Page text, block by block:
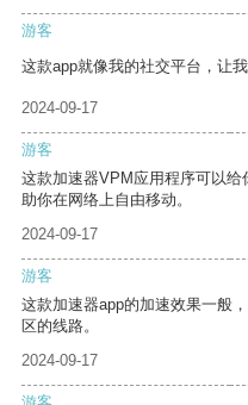
游客
这款app就像我的社交平台，让
2024-09-17
游客
这款加速器VPM应用程序可以
助你在网络上自由移动。
2024-09-17
游客
这款加速器app的加速效果一般
区的线路。
2024-09-17